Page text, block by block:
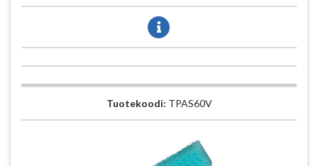
Tuotekoodi: TPAS60V